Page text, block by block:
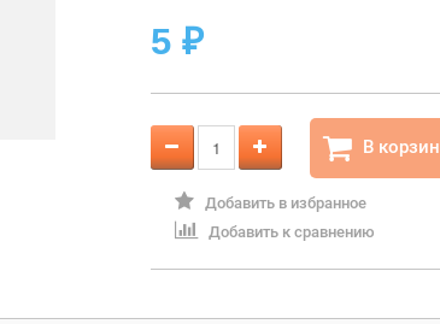
5 ₽
В
Добавить в избранное
Добавить к сравнению